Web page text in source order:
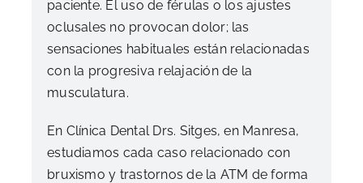
Blog
FAQ’s
Pedir cita
paciente. El uso de férulas o los ajustes
oclusales no provocan dolor; las
sensaciones habituales están relacionadas
con la progresiva relajación de la
musculatura.
En Clínica Dental Drs. Sitges, en Manresa,
estudiamos cada caso relacionado con
bruxismo y trastornos de la ATM de forma